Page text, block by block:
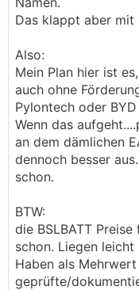
Das klappt aber mit
Also:
Mein Plan hier ist
auch ohne
Pylontech oder
Wenn das
an dem dämlichen
dennoch besser
schon.
BTW:
die BSLBATT
schon. Liegen leicht
Haben als
geprüfte/